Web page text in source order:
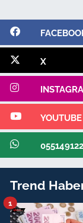
X
YOUTUBE
Trend
1